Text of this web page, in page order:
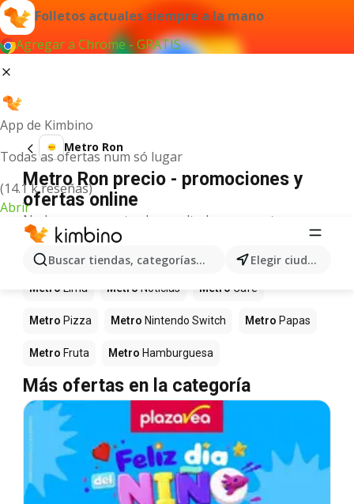
Folletos actuales siempre a la mano
Agregar a Chrome - GRATIS
App de Kimbino
Todas as ofertas num só lugar
(14.1 k reseñas)
Abrir
Buscar tiendas, categorías, productos... Elegir ciudad
Metro Ron
Metro Ron precio - promociones y
ofertas online
No hemos encontrado resultados para este
término.
Más productos en tiendas Metro
Metro Lima Metro Noticias Metro Café
Metro Pizza Metro Nintendo Switch Metro Papas
Metro Fruta Metro Hamburguesa
Más ofertas en la categoría